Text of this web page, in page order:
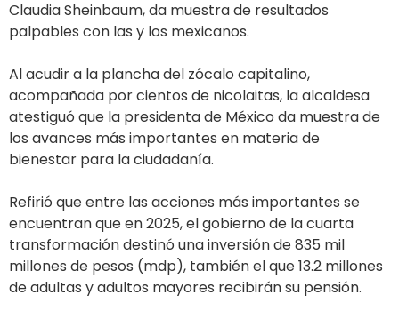
Claudia Sheinbaum, da muestra de resultados
palpables con las y los mexicanos.
Al acudir a la plancha del zócalo capitalino,
acompañada por cientos de nicolaitas, la alcaldesa
atestiguó que la presidenta de México da muestra de
los avances más importantes en materia de
bienestar para la ciudadanía.
Refirió que entre las acciones más importantes se
encuentran que en 2025, el gobierno de la cuarta
transformación destinó una inversión de 835 mil
millones de pesos (mdp), también el que 13.2 millones
de adultas y adultos mayores recibirán su pensión.